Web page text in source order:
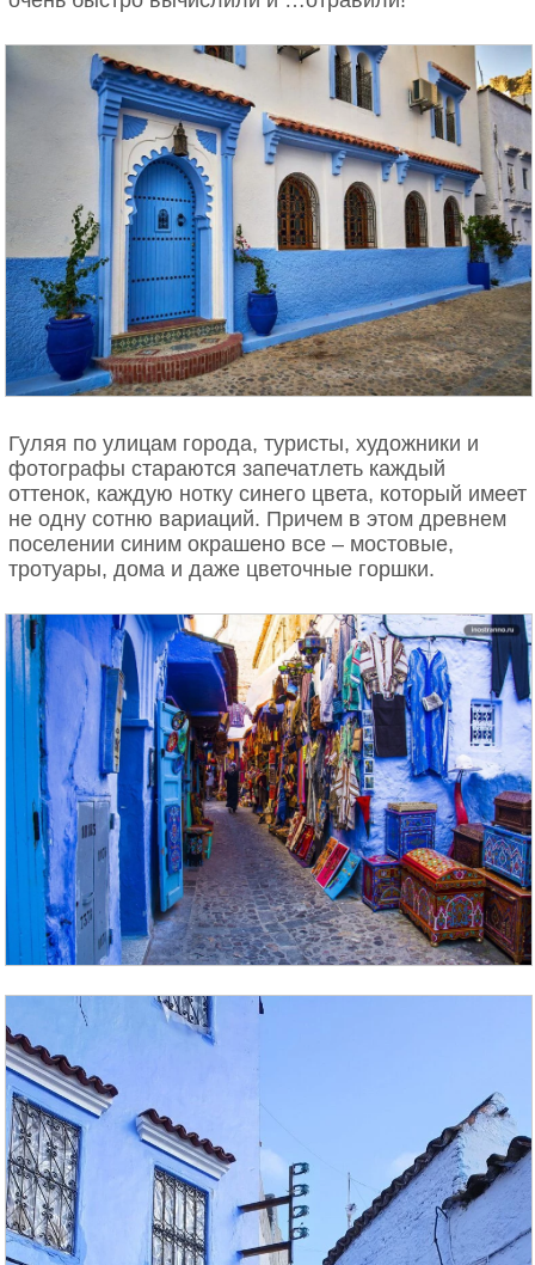
Гуляя по улицам города, туристы, художники и
фотографы стараются запечатлеть каждый
оттенок, каждую нотку синего цвета, который имеет
не одну сотню вариаций. Причем в этом древнем
поселении синим окрашено все – мостовые,
тротуары, дома и даже цветочные горшки.